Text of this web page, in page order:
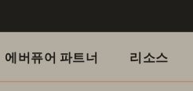
에버퓨어 파트너 리소스